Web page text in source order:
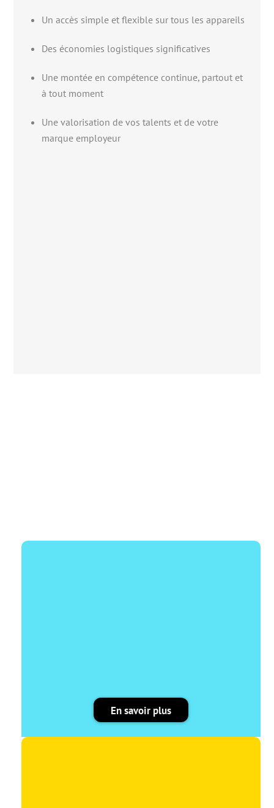
Un accès simple et flexible sur tous les appareils
Des économies logistiques significatives
Une montée en compétence continue, partout et
à tout moment
Une valorisation de vos talents et de votre
marque employeur
En savoir plus